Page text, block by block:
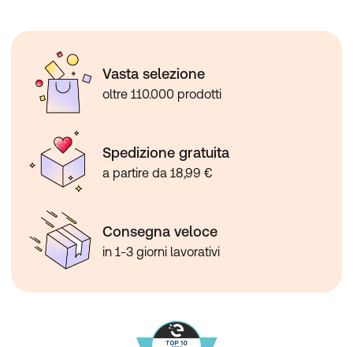
Vasta selezione
oltre 110.000 prodotti
Spedizione gratuita
a partire da 18,99 €
Consegna veloce
in 1-3 giorni lavorativi